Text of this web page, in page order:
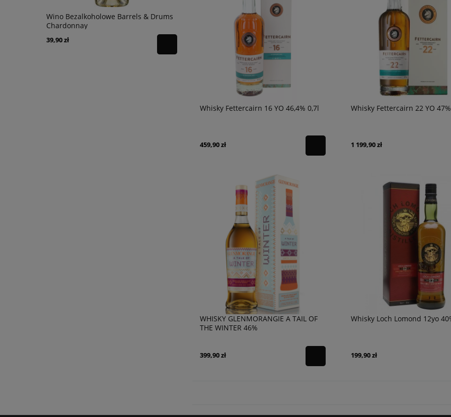
Wino Bezalkoholowe Barrels & Drums
Chardonnay
39,90 zł
Wódka Chopin Rye 40% 1l + karton Wódka Chopin Rye 40% 0,7l + karton
Whisky Fettercairn 16 YO 46,4% 0,7l
459,90 zł
Whisky Fettercairn 22 YO
1 199,90 zł
WHISKY GLENMORANGIE A TAIL OF
THE WINTER 46%
399,90 zł
Whisky Loch Lomond 12yo
199,90 zł